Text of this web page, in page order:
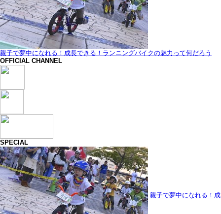
親子で夢中になれる！成長できる！ランニングバイクの魅力って何だろう
OFFICIAL CHANNEL
SPECIAL
親子で夢中になれる！成